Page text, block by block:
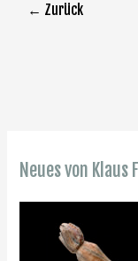
← Zurück
Neues von Klaus